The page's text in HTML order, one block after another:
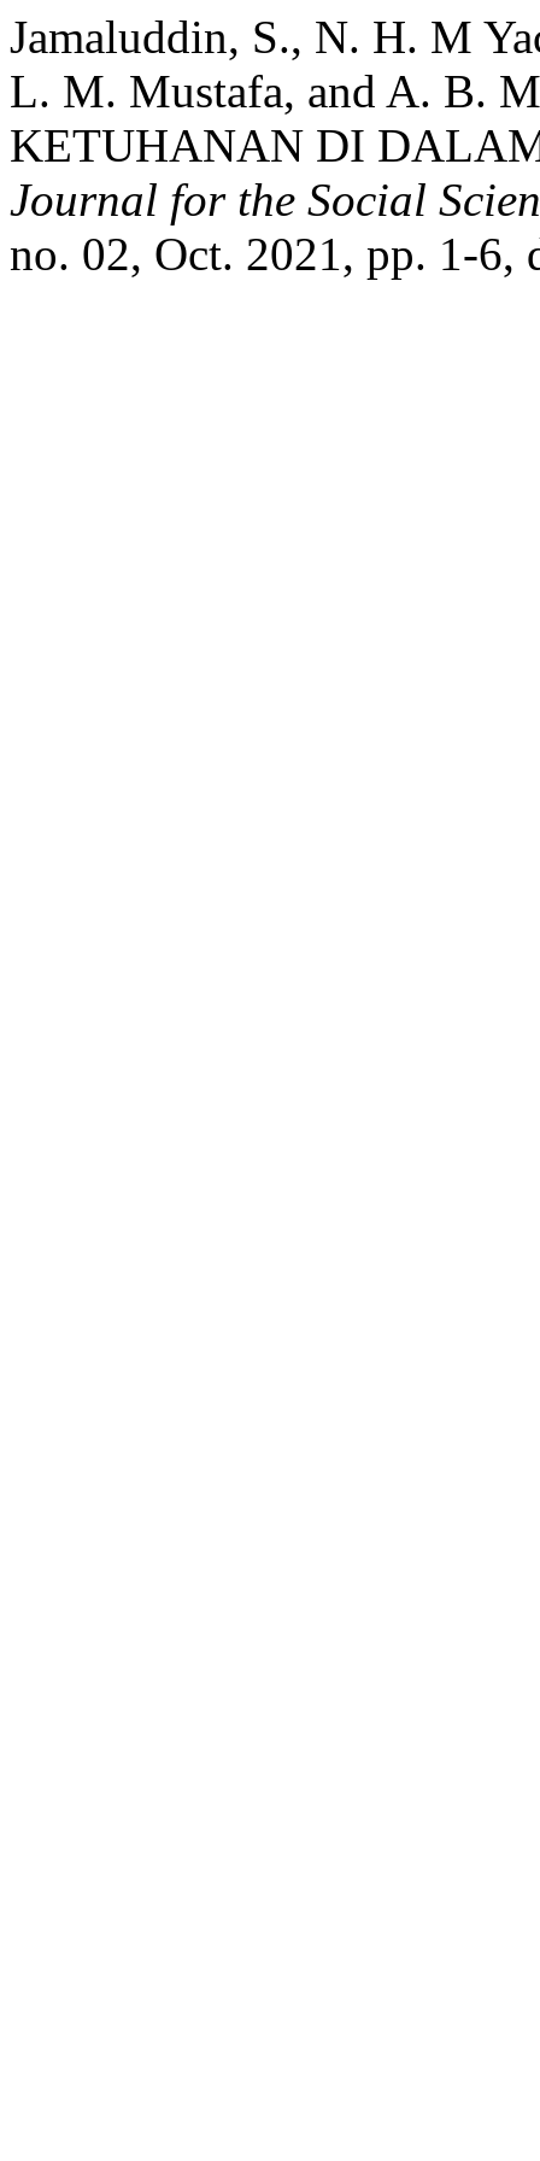
Jamaluddin, S., N. H. M
L. M. Mustafa, and A. B.
KETUHANAN DI
Journal for the Social
no. 02, Oct. 2021, pp. 1-